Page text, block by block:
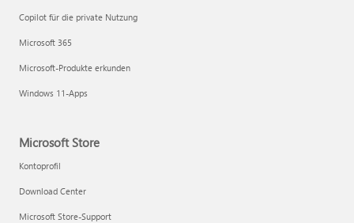
Copilot für die private Nutzung
Microsoft 365
Microsoft-Produkte erkunden
Windows 11-Apps
Microsoft Store
Kontoprofil
Download Center
Microsoft Store-Support